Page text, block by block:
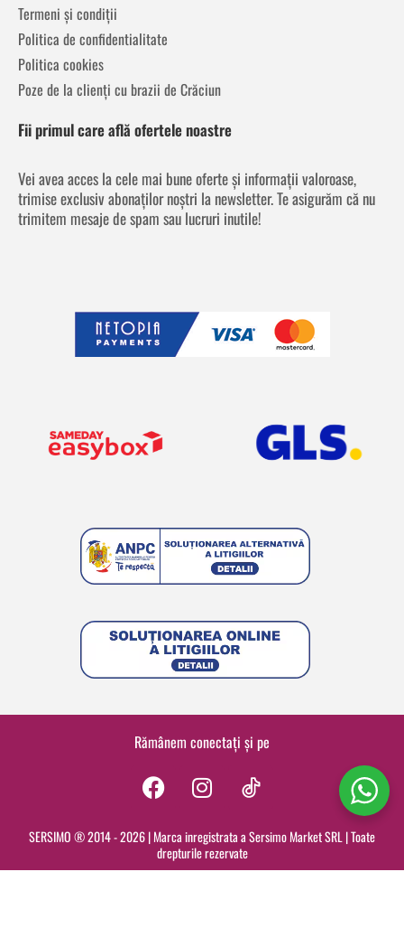
Termeni și condiții
Politica de confidentialitate
Politica cookies
Poze de la clienți cu brazii de Crăciun
Fii primul care află ofertele noastre
Vei avea acces la cele mai bune oferte și informații valoroase,
trimise exclusiv abonaților noștri la newsletter. Te asigurăm că nu
trimitem mesaje de spam sau lucruri inutile!
Rămânem conectați și pe
F
c
e
I
s
t
SERSIMO ® 2014 - 2026 | Marca inregistrata a Sersimo Market SRL | Toate
drepturile rezervate